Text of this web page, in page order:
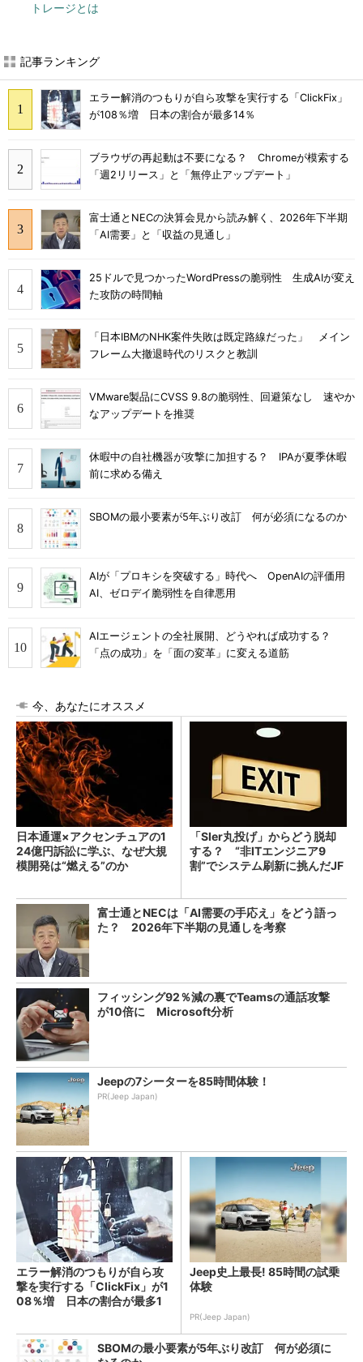
トレージとは
記事ランキング
エラー解消のつもりが自ら攻撃を実行する「ClickFix」
が108％増 日本の割合が最多14％
ブラウザの再起動は不要になる？ Chromeが模索する
「週2リリース」と「無停止アップデート」
富士通とNECの決算会見から読み解く、2026年下半期
「AI需要」と「収益の見通し」
25ドルで見つかったWordPressの脆弱性 生成AIが変え
た攻防の時間軸
「日本IBMのNHK案件失敗は既定路線だった」 メイン
フレーム大撤退時代のリスクと教訓
VMware製品にCVSS 9.8の脆弱性、回避策なし 速やか
なアップデートを推奨
休暇中の自社機器が攻撃に加担する？ IPAが夏季休暇
前に求める備え
SBOMの最小要素が5年ぶり改訂 何が必須になるのか
AIが「プロキシを突破する」時代へ OpenAIの評価用
AI、ゼロデイ脆弱性を自律悪用
AIエージェントの全社展開、どうやれば成功する？
「点の成功」を「面の変革」に変える道筋
今、あなたにオススメ
日本通運×アクセンチュアの1
24億円訴訟に学ぶ、なぜ大規
模開発は“燃える”のか
「SIer丸投げ」からどう脱却
する？ “非ITエンジニア9
割”でシステム刷新に挑んだJF
富士通とNECは「AI需要の手応え」をどう語っ
た？ 2026年下半期の見通しを考察
フィッシング92％減の裏でTeamsの通話攻撃
が10倍に Microsoft分析
Jeepの7シーターを85時間体験！
PR(Jeep Japan)
エラー解消のつもりが自ら攻
撃を実行する「ClickFix」が1
08％増 日本の割合が最多1
Jeep史上最長! 85時間の試乗
体験
PR(Jeep Japan)
SBOMの最小要素が5年ぶり改訂 何が必須に